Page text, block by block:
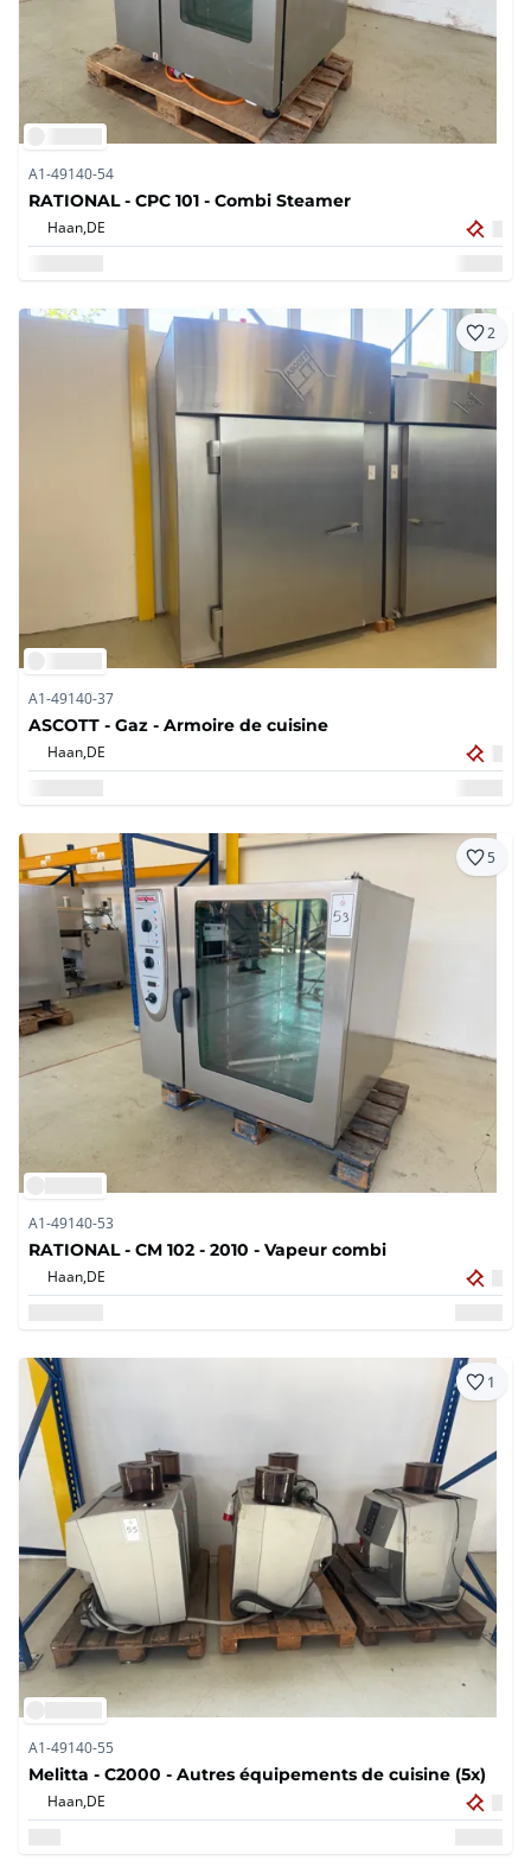
A1-49140-54
RATIONAL - CPC 101 - Combi Steamer
Haan,DE
2
A1-49140-37
ASCOTT - Gaz - Armoire de cuisine
Haan,DE
5
A1-49140-53
RATIONAL - CM 102 - 2010 - Vapeur combi
Haan,DE
1
A1-49140-55
Melitta - C2000 - Autres équipements de cuisine (5x)
Haan,DE